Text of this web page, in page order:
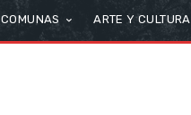
COMUNAS ARTE Y CULTURA